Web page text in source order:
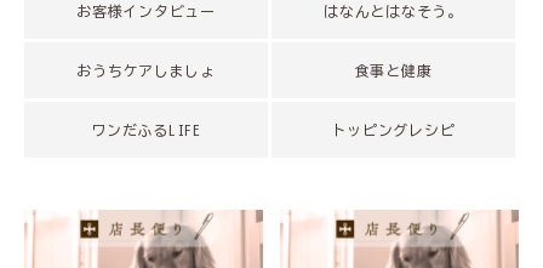
お客様インタビュー はなんとはなそう。
おうちケアしましょ 食事と健康
ワンだふるLIFE トッピングレシピ